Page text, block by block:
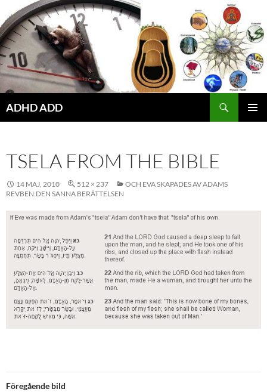
Hoppa
till
innehåll
ADHD ADD
TSELA FROM THE BIBLE
14 MAJ, 2010 512 × 237
OCH EVA SKAPADES AV ADAMS
REVBEN:DEN SANNA BERÄTTELSEN
Föregående bild